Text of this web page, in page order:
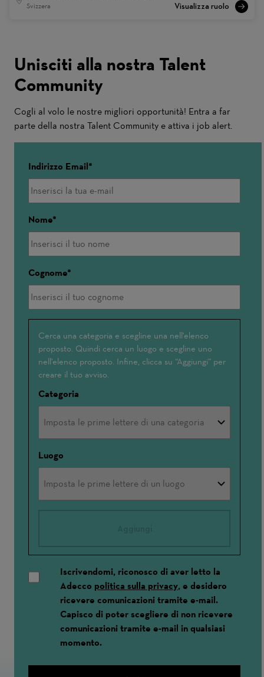
Svizzera
Unisciti alla nostra Talent
Community
Cogli al volo le nostre migliori opportunità! Entra a far
parte della nostra Talent Community e attiva i job alert.
Indirizzo Email
Nome
Cognome
Interessato(a)
a
Cerca una categoria e scegline una nell'elenco
proposto. Quindi cerca un luogo e scegline uno
nell'elenco proposto. Infine, clicca su “Aggiungi” per
creare il tuo avviso.
Categoria
Luogo
Iscrivendomi, riconosco di aver letto la
Adecco politica sulla privacy, e desidero
ricevere comunicazioni tramite e-mail.
Capisco di poter scegliere di non ricevere
comunicazioni tramite e-mail in qualsiasi
momento.